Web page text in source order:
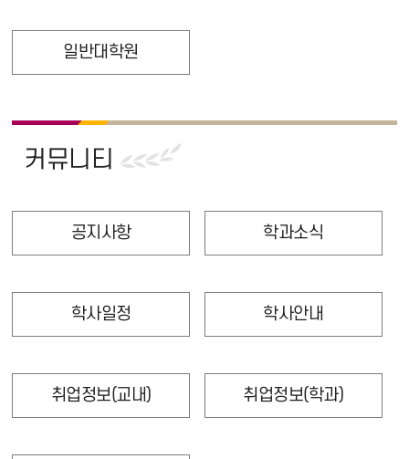
일반대학원
커뮤니티
공지사항 학과소식
학사일정 학사안내
취업정보(교내) 취업정보(학과)